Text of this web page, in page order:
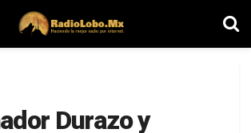
Durazo y